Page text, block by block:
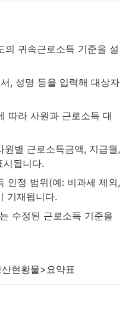
의 귀속근로소득 기준을 설
, 성명 등을 입력해 대상자
따라 사원과 근로소득 대
원별 근로소득금액, 지급월,
시됩니다.
인정 범위(예: 비과세 제외,
기재됩니다.
수정된 근로소득 기준을
현황물>요약표